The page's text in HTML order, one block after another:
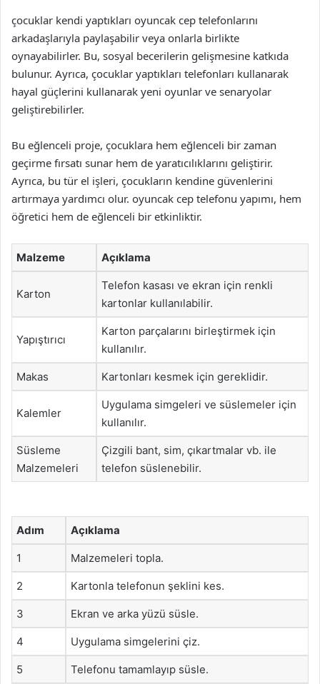
çocuklar kendi yaptıkları oyuncak cep telefonlarını
arkadaşlarıyla paylaşabilir veya onlarla birlikte
oynayabilirler. Bu, sosyal becerilerin gelişmesine katkıda
bulunur. Ayrıca, çocuklar yaptıkları telefonları kullanarak
hayal güçlerini kullanarak yeni oyunlar ve senaryolar
geliştirebilirler.
Bu eğlenceli proje, çocuklara hem eğlenceli bir zaman
geçirme fırsatı sunar hem de yaratıcılıklarını geliştirir.
Ayrıca, bu tür el işleri, çocukların kendine güvenlerini
artırmaya yardımcı olur. oyuncak cep telefonu yapımı, hem
öğretici hem de eğlenceli bir etkinliktir.
Malzeme Açıklama
Karton
Telefon kasası ve ekran için renkli
kartonlar kullanılabilir.
Yapıştırıcı
Karton parçalarını birleştirmek için
kullanılır.
Makas Kartonları kesmek için gereklidir.
Kalemler
Uygulama simgeleri ve süslemeler için
kullanılır.
Süsleme
Malzemeleri
Çizgili bant, sim, çıkartmalar vb. ile
telefon süslenebilir.
Adım Açıklama
1 Malzemeleri topla.
2 Kartonla telefonun şeklini kes.
3 Ekran ve arka yüzü süsle.
4 Uygulama simgelerini çiz.
5 Telefonu tamamlayıp süsle.